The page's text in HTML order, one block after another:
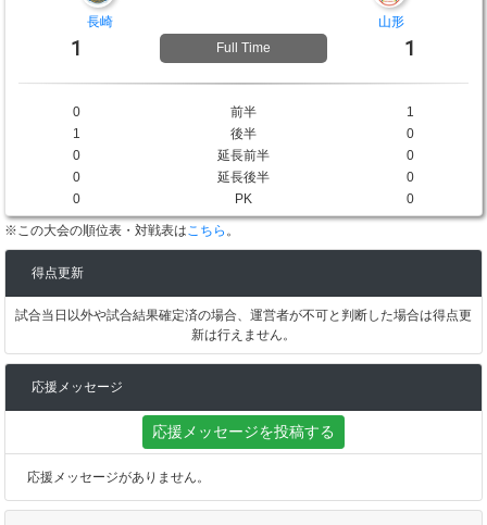
長崎 山形
1 Full Time 1
0 前半
1
1
後半
0
0
延長前半
0
0
延長後半
0
0
PK 0
※この大会の順位表・対戦表はこちら 。
得点更新
試合当日以外や試合結果確定済の場合、運営者が不可と判断した場合は得点更
新は行えません。
応援メッセージ
応援メッセージを投稿する
応援メッセージがありません。